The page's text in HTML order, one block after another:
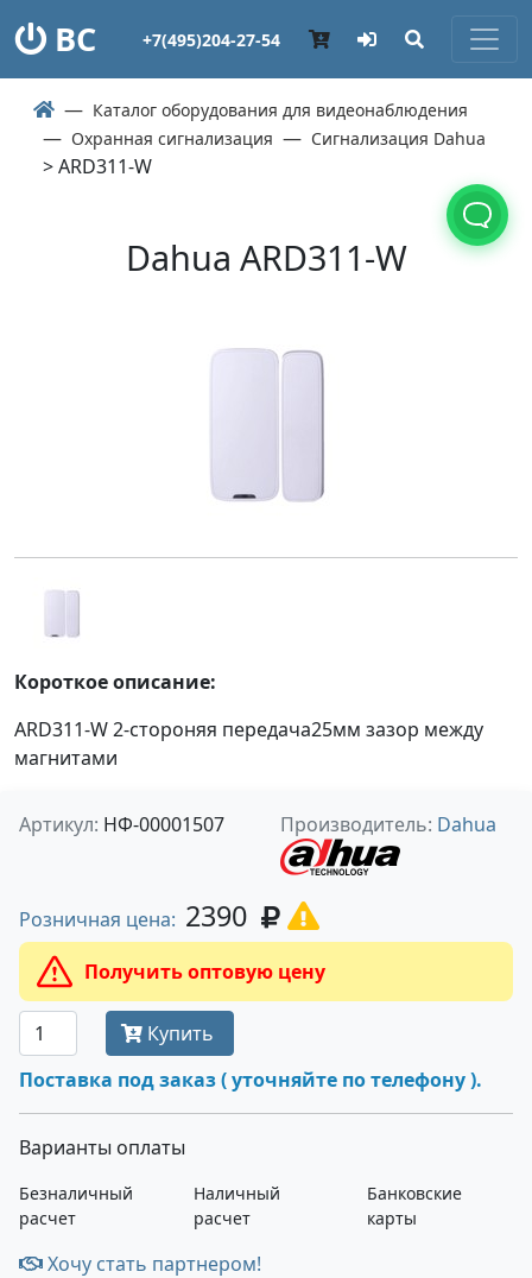
ВС +7(495)204-27-54
Каталог оборудования для видеонаблюдения
Охранная сигнализация
Сигнализация Dahua
> ARD311-W
Dahua ARD311-W
Короткое описание:
ARD311-W 2-стороняя передача25мм зазор между
магнитами
Артикул: НФ-00001507 Производитель: Dahua
Розничная цена: 2390
Получить оптовую цену
Купить
Поставка под заказ ( уточняйте по телефону ).
Варианты оплаты
Безналичный
расчет
Наличный
расчет
Банковские
карты
Хочу стать партнером!